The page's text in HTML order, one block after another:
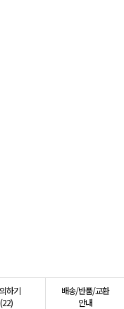
하기
(22)
배송/반품/교환
안내